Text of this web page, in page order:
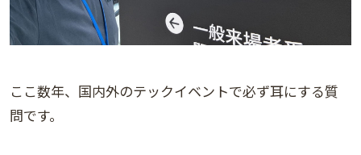
ここ数年、国内外のテックイベントで必ず耳にする質
問です。